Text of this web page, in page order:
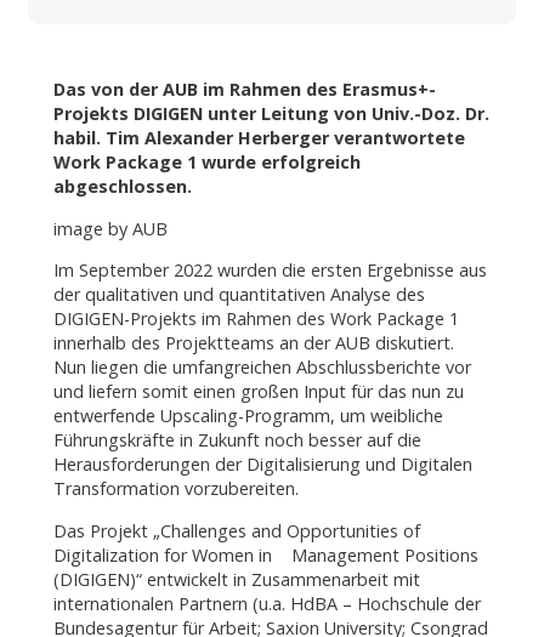
Das von der AUB im Rahmen des Erasmus+-
Projekts DIGIGEN unter Leitung von Univ.-Doz. Dr.
habil. Tim Alexander Herberger verantwortete
Work Package 1 wurde erfolgreich
abgeschlossen.
image by AUB
Im September 2022 wurden die ersten Ergebnisse aus
der qualitativen und quantitativen Analyse des
DIGIGEN-Projekts im Rahmen des Work Package 1
innerhalb des Projektteams an der AUB diskutiert.
Nun liegen die umfangreichen Abschlussberichte vor
und liefern somit einen großen Input für das nun zu
entwerfende Upscaling-Programm, um weibliche
Führungskräfte in Zukunft noch besser auf die
Herausforderungen der Digitalisierung und Digitalen
Transformation vorzubereiten.
Das Projekt „Challenges and Opportunities of
Digitalization for Women in Management Positions
(DIGIGEN)“ entwickelt in Zusammenarbeit mit
internationalen Partnern (u.a. HdBA – Hochschule der
Bundesagentur für Arbeit; Saxion University; Csongrad